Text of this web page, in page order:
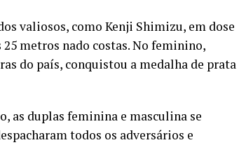
valiosos, como Kenji Shimizu, em dose
metros nado costas. No feminino,
do país, conquistou a medalha de prata
as duplas feminina e masculina se
todos os adversários e